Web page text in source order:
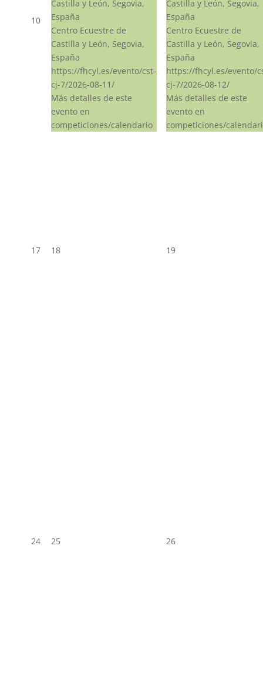
10
Castilla y León, Segovia,
España
Centro Ecuestre de
Castilla y León, Segovia,
España
https://fhcyl.es/evento/cst-
cj-7/2026-08-11/
Más detalles de este
evento en
competiciones/calendario
Castilla y León, Segovia,
España
Centro Ecuestre de
Castilla y León, Segovia,
España
https://fhcyl.es/evento/
cj-7/2026-08-12/
Más detalles de este
evento en
competiciones/
17 18 19
24 25 26